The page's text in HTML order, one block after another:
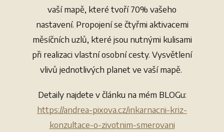
vaší mapě, které tvoří 70% vašeho
nastavení. Propojení se čtyřmi aktivacemi
měsíčních uzlů, které jsou nutnými kulisami
při realizaci vlastní osobní cesty. Vysvětlení
vlivů jednotlivých planet ve vaší mapě.
Detaily najdete v článku na mém BLOGu:
https://andrea-pixova.cz/inkarnacni-kriz-
konzultace-o-zivotnim-smerovani